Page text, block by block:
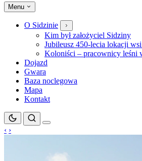
Menu
O Sidzinie
Kim był założyciel Sidziny
Jubileusz 450-lecia lokacji
Koloniści – pracownicy leśni
Dojazd
Gwara
Baza noclegowa
Mapa
Kontakt
‹ ›